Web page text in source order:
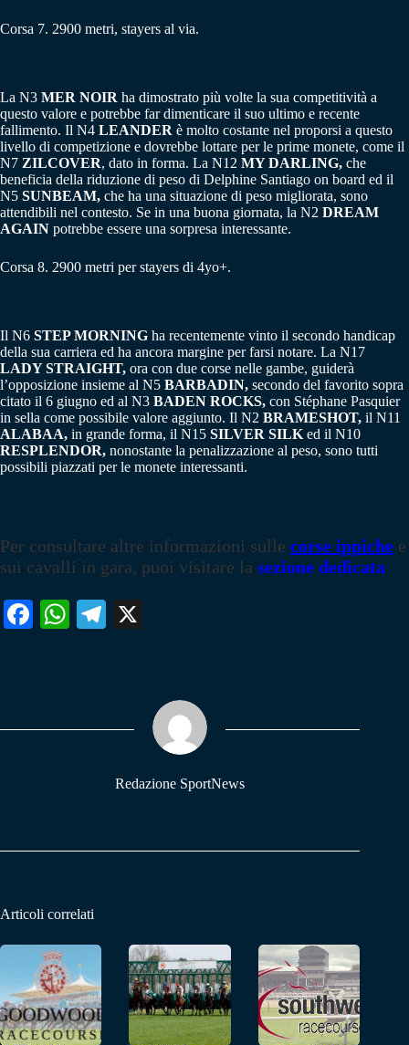
Corsa 7. 2900 metri, stayers al via.
La N3 MER NOIR ha dimostrato più volte la sua competitività a
questo valore e potrebbe far dimenticare il suo ultimo e recente
fallimento. Il N4 LEANDER è molto costante nel proporsi a questo
livello di competizione e dovrebbe lottare per le prime monete, come il
N7 ZILCOVER, dato in forma. La N12 MY DARLING, che
beneficia della riduzione di peso di Delphine Santiago on board ed il
N5 SUNBEAM, che ha una situazione di peso migliorata, sono
attendibili nel contesto. Se in una buona giornata, la N2 DREAM
AGAIN potrebbe essere una sorpresa interessante.
Corsa 8. 2900 metri per stayers di 4yo+.
Il N6 STEP MORNING ha recentemente vinto il secondo handicap
della sua carriera ed ha ancora margine per farsi notare. La N17
LADY STRAIGHT, ora con due corse nelle gambe, guiderà
l’opposizione insieme al N5 BARBADIN, secondo del favorito sopra
citato il 6 giugno ed al N3 BADEN ROCKS, con Stéphane Pasquier
in sella come possibile valore aggiunto. Il N2 BRAMESHOT, il N11
ALABAA, in grande forma, il N15 SILVER SILK ed il N10
RESPLENDOR, nonostante la penalizzazione al peso, sono tutti
possibili piazzati per le monete interessanti.
Per consultare altre informazioni sulle corse ippiche e
sui cavalli in gara, puoi visitare la sezione dedicata
Fa W
pp
Te
m
Redazione SportNews
Articoli correlati